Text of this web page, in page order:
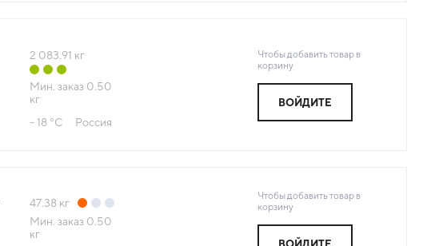
2 083.91 кг
Мин. заказ 0.50
кг
- 18 °С
Россия
Чтобы добавить товар в
корзину
ВОЙДИТЕ
47.38кг
Мин. заказ 0.50
кг
Чтобы добавить товар в
корзину
ВОЙДИТЕ